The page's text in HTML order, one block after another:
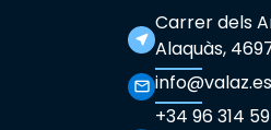
near_me
Carrer dels
Alaquàs,
mail_outline info@valaz.es
+34 96 314